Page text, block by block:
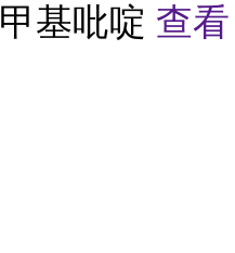
基吡啶 查看